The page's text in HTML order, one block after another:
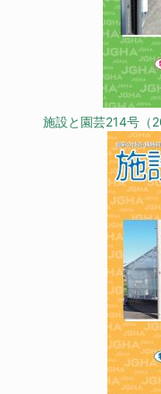
施設と園芸214号（